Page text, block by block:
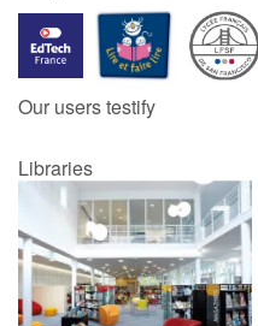
Our users testify
Libraries